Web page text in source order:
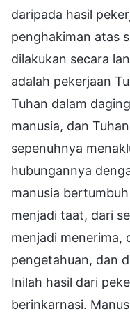
daripada hasil
penghakiman atas
dilakukan secara
adalah pekerjaan
Tuhan dalam
manusia, dan
sepenuhnya
hubungannya
manusia
menjadi taat, dari
menjadi menerima,
pengetahuan, dan
Inilah hasil dari
berinkarnasi.